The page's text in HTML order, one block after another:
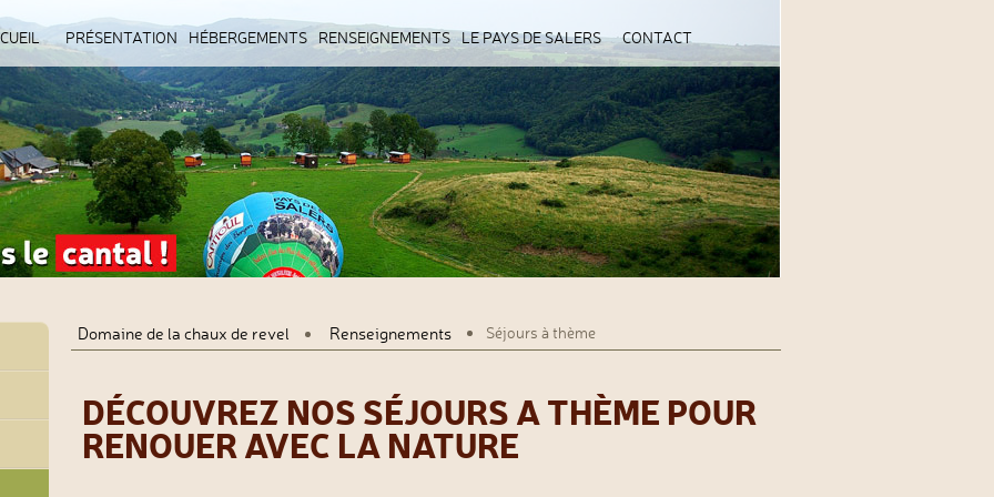
PRÉSENTATION HÉBERGEMENTS RENSEIGNEMENTS LE PAYS DE SALERS CONTACT
Domaine de la chaux de revel Renseignements Séjours à thème
DÉCOUVREZ NOS SÉJOURS A THÈME POUR
RENOUER AVEC LA NATURE